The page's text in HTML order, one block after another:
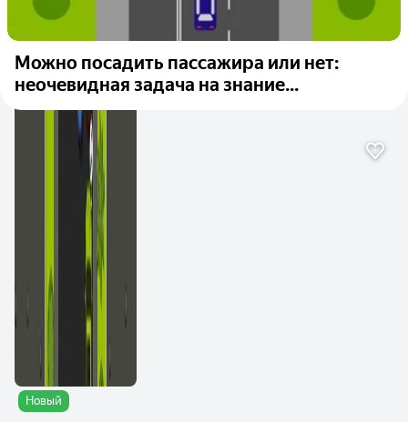
Можно посадить пассажира или нет:
неочевидная задача на знание...
Новый